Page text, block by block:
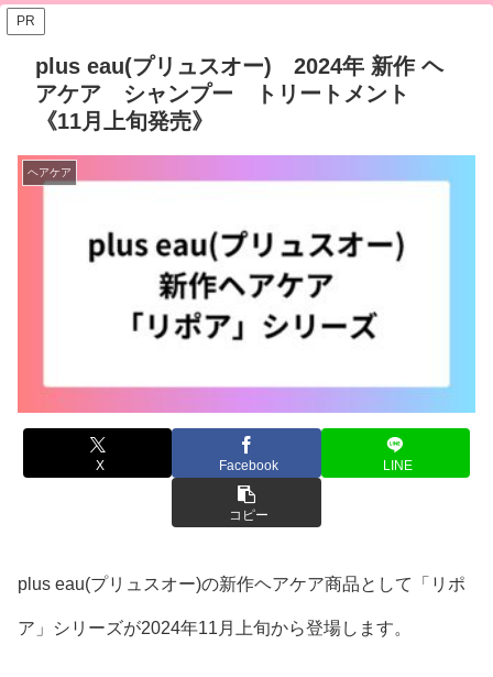
PR
plus eau(プリュスオー) 2024年 新作 ヘ
アケア シャンプー トリートメント
《11月上旬発売》
ヘアケア
X Facebook LINE
コピー
plus eau(プリュスオー)の新作ヘアケア商品として「リポ
ア」シリーズが2024年11月上旬から登場します。